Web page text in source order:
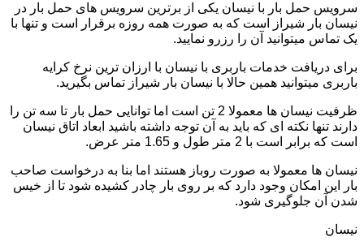
سرویس حمل بار با نیسان یکی از برترین سرویس های حمل بار در
نیسان بار شیراز است که به صورت همه روزه برقرار است و تنها با
یک تماس میتوانید آن را رزرو نمایید.
برای دریافت خدمات باربری با نیسان با ارزان ترین نرخ کرایه
باربری میتوانید همین حالا با نیسان بار شیراز تماس بگیرید.
ظرفیت نیسان ها معمولا 2 تن است اما توانایی حمل بار تا سه تن را
دارند تنها نکته ای که باید به آن توجه داشته باشید ابعاد اتاق نیسان
است که برابر است با 2 متر طول و 1.65 متر عرض.
نیسان ها معمولا به صورت روباز هستند اما بنا به درخواست صاحب
بار این امکان وجود دارد که بر روی بار چادر کشیده شود تا از خیس
شدن آن جلوگیری شود.
نیسان